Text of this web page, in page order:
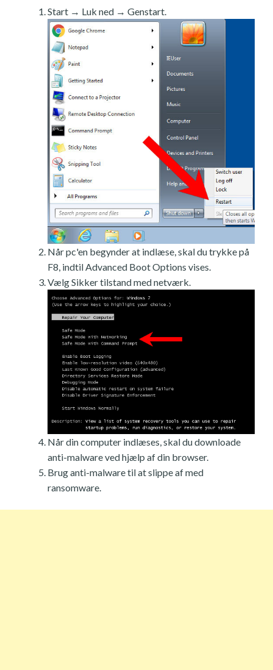
Start → Luk ned → Genstart.
Når pc'en begynder at indlæse, skal du trykke på
F8, indtil Advanced Boot Options vises.
Vælg Sikker tilstand med netværk.
Når din computer indlæses, skal du downloade
anti-malware ved hjælp af din browser.
Brug anti-malware til at slippe af med
ransomware.